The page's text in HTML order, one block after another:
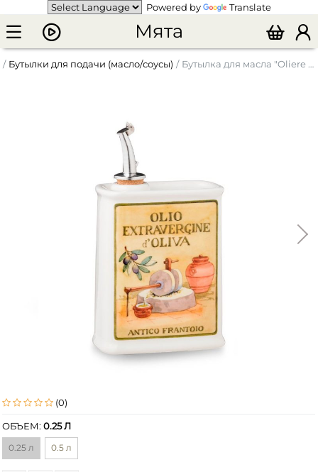
Powered by Translate
Мята
Бутылки для подачи (масло/соусы) Бутылка для масла "Oliere del Casale" прямоугольная
(0)
ОБЪЕМ:0.25 Л
0.25 л 0.5 л